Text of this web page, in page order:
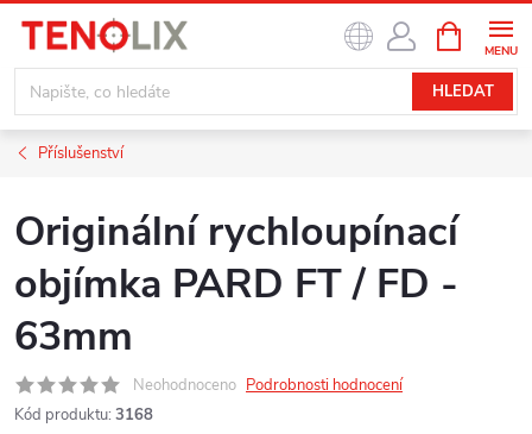
obsah
HLEDAT
NÁKUPNÍ
KOŠÍK
Příslušenství
Originální rychloupínací
objímka PARD FT / FD -
63mm
Neohodnoceno Podrobnosti hodnocení
Kód produktu: 3168